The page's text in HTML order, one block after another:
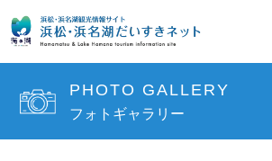
PHOTO GALLERY
フォトギャラリー